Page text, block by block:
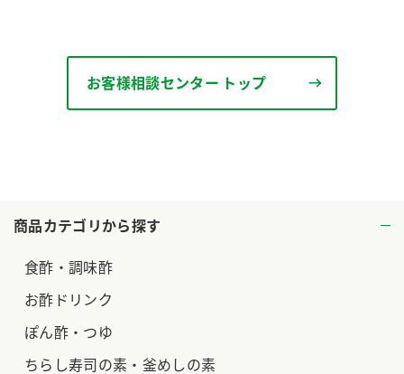
商品カテゴリから探す
食酢・調味酢
お酢ドリンク
ぽん酢・つゆ
ちらし寿司の素・釜めしの素
お客様相談センター トップ